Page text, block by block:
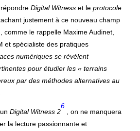
Digital Witnesset le protocole
justement à ce nouveau champ
comme le rappelle Maxime Audinet,
et spécialiste des pratiques
numériques se révèlent
pour étudier les « terrains
par des méthodes alternatives au
Digital Witness 2
6
, on ne manquera
la lecture passionnante et